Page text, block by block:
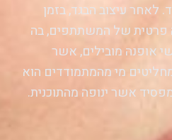
לאחר עיצוב הבגד, בזמן
פרטית של המשתתפים, בה
אופנה מובילים, אשר
מי מהמתמודדים הוא
אשר ינופה מהתוכנית.